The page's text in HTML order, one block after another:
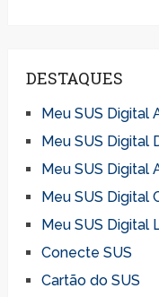
DESTAQUES
Meu SUS Digital
Meu SUS Digital
Meu SUS Digital
Meu SUS Digital
Meu SUS Digital
Conecte SUS
Cartão do SUS